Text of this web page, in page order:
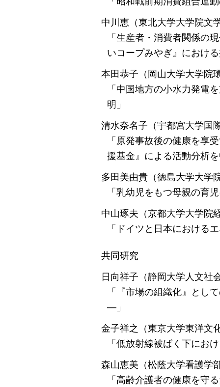
中川恵（東北大学大学院文
「生産者・消費者関係の
いコープみやぎ』におけ
本田恭子（岡山大学大学院
「中国地方の小水力発電
明」
清水奈名子（宇都宮大学国
「原発事故後の健康を享
援基金』による活動分析
多田美由貴（徳島大学大学
「乳幼児をもつ母親の育
中山琢夫（京都大学大学院
「ドイツと日本における
共同研究
日向祥子（静岡大学人文社
「『市場の組織化』とし
―」
金子祥之（東京大学東洋文
「低放射線被ばく下にお
森山恵美（松蔭大学看護学
「高齢介護者の健康を守